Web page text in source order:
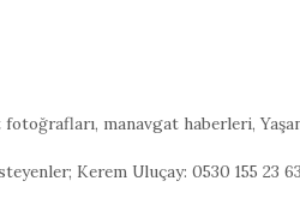
fotoğrafları, manavgat haberleri,
Kerem Uluçay: 0530 155 23